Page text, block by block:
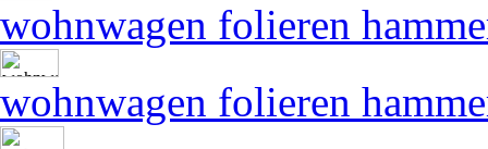
wohnwagen folieren
wohnwagen folieren